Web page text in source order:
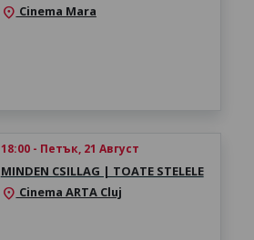
location_on Cinema Mara
18:00 - Петък, 21 Август
MINDEN CSILLAG | TOATE STELELE
location_on Cinema ARTA Cluj